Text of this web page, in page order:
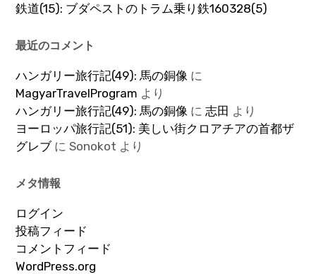
鉄道(15): ブダペストのトラム乗り鉄160328(5)
最近のコメント
ハンガリー旅行記(49): 馬の銅像 に
MagyarTravelProgram より
ハンガリー旅行記(49): 馬の銅像 に志田 より
ヨーロッパ旅行記(51): 美しい街クロアチアの首都ザ
グレブにSonokot より
メタ情報
ログイン
投稿フィード
コメントフィード
WordPress.org